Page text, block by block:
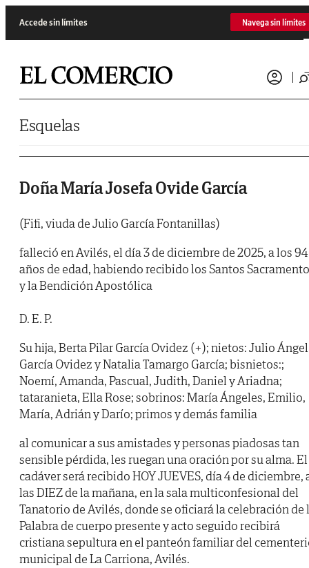
Accede sin límites Navega sin límites
Esquelas
Doña María Josefa Ovide García
(Fifi, viuda de Julio García Fontanillas)
falleció en Avilés, el día 3 de diciembre de 2025, a los 94
años de edad, habiendo recibido los Santos
y la Bendición Apostólica
D. E. P.
Su hija, Berta Pilar García Ovidez (+); nietos: Julio Ángel
García Ovidez y Natalia Tamargo García; bisnietos:;
Noemí, Amanda, Pascual, Judith, Daniel y Ariadna;
tataranieta, Ella Rose; sobrinos: María Ángeles, Emilio,
María, Adrián y Darío; primos y demás familia
al comunicar a sus amistades y personas piadosas tan
sensible pérdida, les ruegan una oración por su alma. El
cadáver será recibido HOY JUEVES, día 4 de diciembre,
las DIEZ de la mañana, en la sala multiconfesional del
Tanatorio de Avilés, donde se oficiará la celebración de
Palabra de cuerpo presente y acto seguido recibirá
cristiana sepultura en el panteón familiar del
municipal de La Carriona, Avilés.